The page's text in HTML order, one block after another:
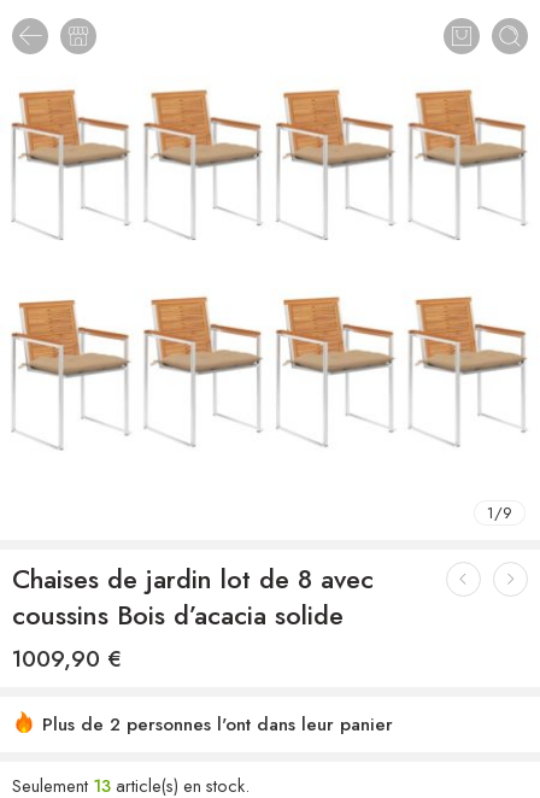
1/9
Chaises de jardin lot de 8 avec
coussins Bois d’acacia solide
1009,90 €
Plus de 2 personnes l'ont dans leur panier
Seulement 13article(s) en stock.